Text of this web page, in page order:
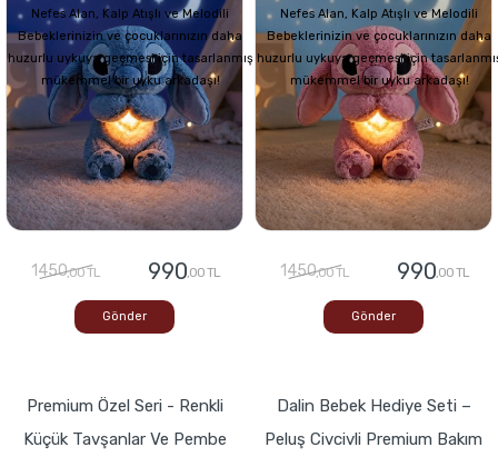
Nefes Alan, Kalp Atışlı ve Melodili
Bebeklerinizin ve çocuklarınızın daha
huzurlu uykuya geçmesi için tasarlanmış
mükemmel bir uyku arkadaşı!
1450,00 TL 990,00 TL
Gönder
Nefes Alan, Kalp Atışlı ve Melodili
Bebeklerinizin ve çocuklarınızın daha
huzurlu uykuya geçmesi için
mükemmel bir uyku arkadaşı!
1450,00 TL 990,00 TL
Gönder
Premium Özel Seri - Renkli
Küçük Tavşanlar Ve Pembe
Dalin Bebek Hediye Seti –
Peluş Civcivli Premium Bakım